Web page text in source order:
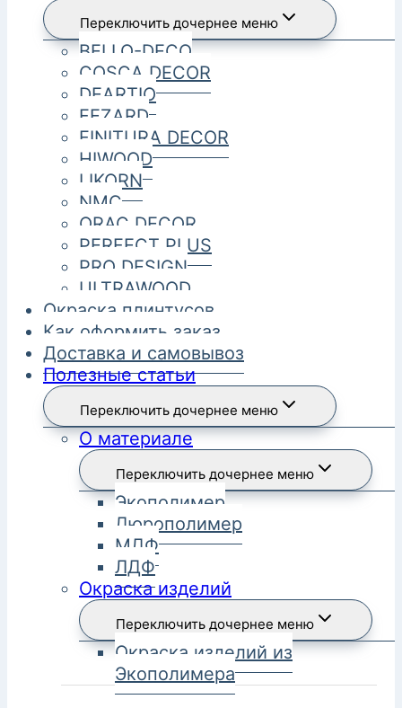
Переключить дочернее меню
BELLO-DECO
COSCA DECOR
DEARTIO
FEZARD
FINITURA DECOR
HIWOOD
LIKORN
NMC
ORAC DECOR
PERFECT PLUS
PRO DESIGN
ULTRAWOOD
Окраска плинтусов
Как оформить заказ
Доставка и самовывоз
Полезные статьи
Переключить дочернее меню
О материале
Переключить дочернее меню
Экополимер
Дюрополимер
МДФ
ЛДФ
Окраска изделий
Переключить дочернее меню
Окраска изделий из
Экополимера